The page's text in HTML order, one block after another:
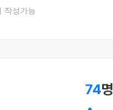
작성가능
74